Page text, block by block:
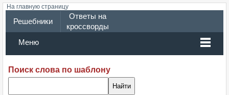
На главную страницу
Решебники
Ответы на
кроссворды
Меню
Поиск слова по шаблону